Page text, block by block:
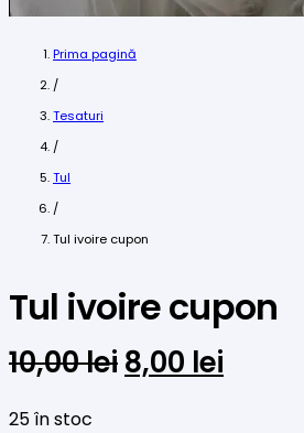
Prima pagină
/
Tesaturi
/
Tul
/
Tul ivoire cupon
Tul ivoire cupon
10,00leiPrețul
8,00 lei
25 în stoc